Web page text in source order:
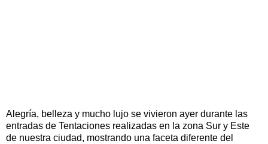
Alegría, belleza y mucho lujo se vivieron ayer durante las
entradas de Tentaciones realizadas en la zona Sur y Este
de nuestra ciudad, mostrando una faceta diferente del